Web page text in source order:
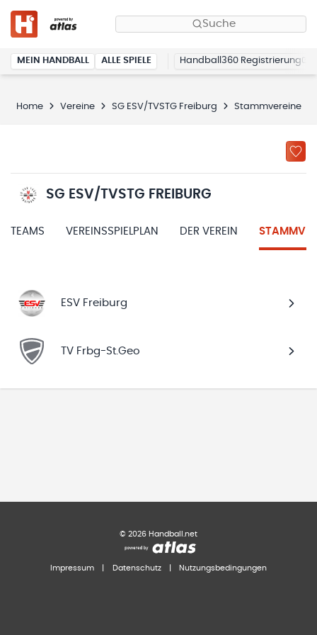
Suche
MEIN HANDBALL ALLE SPIELE Handball360 Registrierung
Home Vereine SG ESV/TVSTG Freiburg Stammvereine
SG ESV/TVSTG FREIBURG
TEAMS VEREINSSPIELPLAN DER VEREIN
ESV Freiburg
TV Frbg-St.Geo
© 2026 Handball.net
Impressum Datenschutz Nutzungsbedingungen